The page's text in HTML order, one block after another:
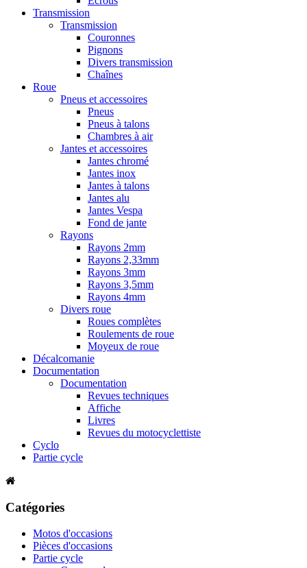
Transmission
Transmission
Couronnes
Pignons
Divers transmission
Chaînes
Roue
Pneus et accessoires
Pneus
Pneus à talons
Chambres à air
Jantes et accessoires
Jantes chromé
Jantes inox
Jantes à talons
Jantes alu
Jantes Vespa
Fond de jante
Rayons
Rayons 2mm
Rayons 2,33mm
Rayons 3mm
Rayons 3,5mm
Rayons 4mm
Divers roue
Roues complètes
Roulements de roue
Moyeux de roue
Décalcomanie
Documentation
Documentation
Revues techniques
Affiche
Livres
Revues du motocyclettiste
Cyclo
Partie cycle
Catégories
Motos d'occasions
Pièces d'occasions
Partie cycle